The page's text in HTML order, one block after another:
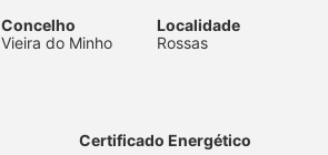
Concelho
Vieira do Minho
Localidade
Rossas
Certificado Energético